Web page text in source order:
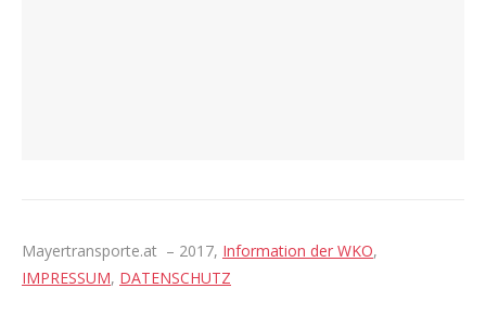
Mayertransporte.at – 2017, Information der WKO,
IMPRESSUM, DATENSCHUTZ